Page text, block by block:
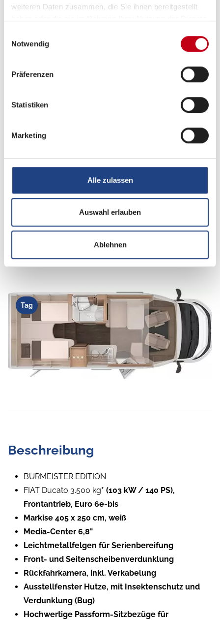
weiteren Daten zusammen, die Sie ihnen bereitgestellt
Notwendig
Präferenzen
Statistiken
Marketing
Alle zulassen
Auswahl erlauben
Ablehnen
TV
Tag
Beschreibung
BURMEISTER EDITION
FIAT Ducato 3.500 kg* (103 kW / 140 PS),
Frontantrieb, Euro 6e-bis
Markise 405 x 250 cm, weiß
Media-Center 6,8"
Leichtmetallfelgen für Serienbereifung
Front- und Seitenscheibenverdunklung
Rückfahrkamera, inkl. Verkabelung
Ausstellfenster Hutze, mit Insektenschutz und
Verdunklung (Bug)
Hochwertige Passform-Sitzbezüge für